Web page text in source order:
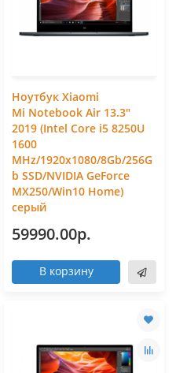
Ноутбук Xiaomi
Mi Notebook Air 13.3"
2019 (Intel Core i5 8250U
1600
MHz/1920x1080/8Gb/256G
b SSD/NVIDIA GeForce
MX250/Win10 Home)
серый
59990.00р.
В корзину